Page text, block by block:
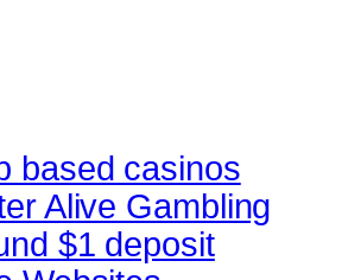
based casinos
Alive Gambling
$1 deposit